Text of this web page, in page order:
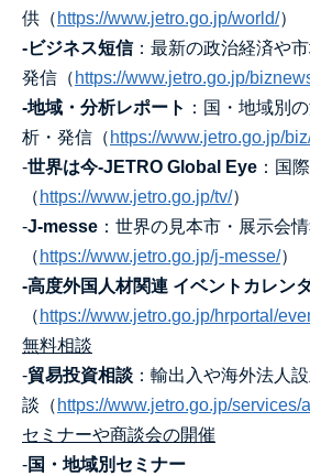
供（ https://www.jetro.go.jp/world/）
‐ビジネス短信：最新の政治経済や
発信（ https://www.jetro.go.jp/
‐地域・分析レポート ：国・地域別
析・発信（ https://www.jetro.go.jp/
‐世界は今-JETRO Global Eye ：国
（ https://www.jetro.go.jp/tv/）
‐J-messe ：世界の見本市・展示会
（ https://www.jetro.go.jp/j-messe/）
‐高度外国人材関連 イベントカレン
（ https://www.jetro.go.jp/hrportal/
無料相談
‐貿易投資相談 ：輸出入や海外法人
談（ https://www.jetro.go.jp/services/
セミナーや商談会の開催
‐国・地域別セミナー